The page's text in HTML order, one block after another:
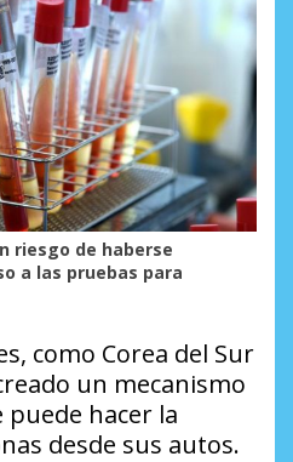
riesgo de haberse
a las pruebas para
como Corea del Sur
un mecanismo
puede hacer la
desde sus autos.